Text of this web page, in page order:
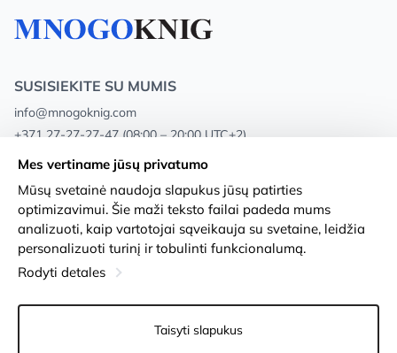
SUSISIEKITE SU MUMIS
info@mnogoknig.com
+371 27-27-27-47 (08:00 – 20:00 UTC+2)
Rīga, Augusta Deglava 69d, LV-1082
Apie mus
Parduotuvės
Pristatymas ir mokėjimas
Lojalumo kortelės
Privacy Policy
Sąlygos ir nuostatos
Prekių grąžinimas
Slapukų nustatymai
Mes vertiname jūsų privatumo
Mūsų svetainė naudoja slapukus jūsų patirties
optimizavimui. Šie maži teksto failai padeda mums
analizuoti, kaip vartotojai sąveikauja su svetaine, leidžia
personalizuoti turinį ir tobulinti funkcionalumą.
Rodyti detales
Taisyti slapukus